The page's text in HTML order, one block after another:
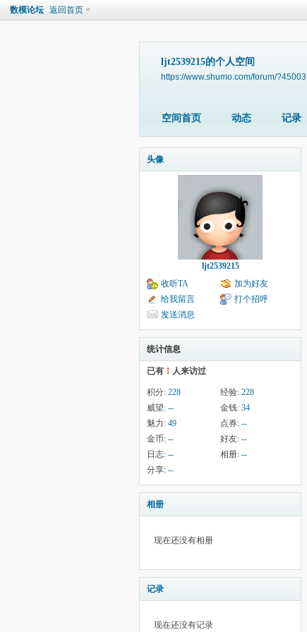
数模论坛 返回首页
ljt2539215的个人空间
https://www.shumo.com/forum/?45003
空间首页 动态 记录
头像
ljt2539215
收听TA
加为好友
给我留言
打个招呼
发送消息
统计信息
已有 1 人来访过
积分: 228 经验: 228
威望: -- 金钱: 34
魅力: 49 点券: --
金币: -- 好友: --
日志: -- 相册: --
分享: --
相册
现在还没有相册
记录
现在还没有记录